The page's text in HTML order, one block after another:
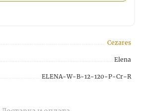
Cezares
Elena
ELENA-W-B-12-120-P-Cr-R